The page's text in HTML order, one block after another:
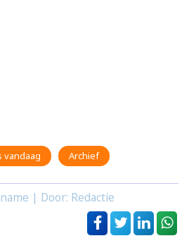
vandaag Archief
| Door: Redactie